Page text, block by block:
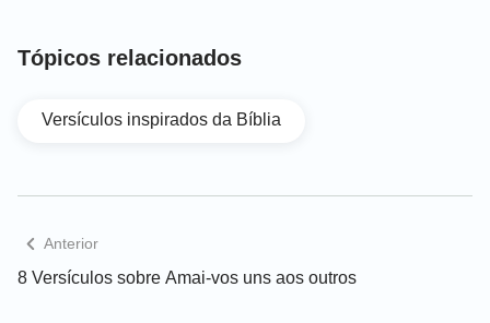
Tópicos relacionados
Versículos inspirados da Bíblia
Anterior
8 Versículos sobre Amai-vos uns aos outros